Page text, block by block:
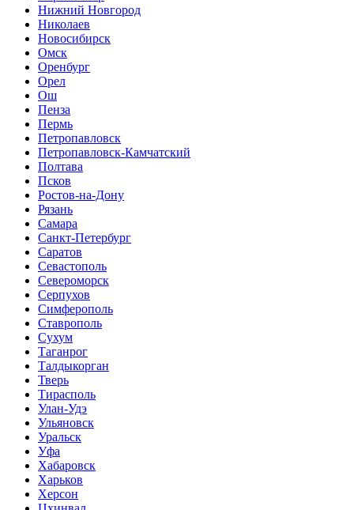
Нижний Новгород
Николаев
Новосибирск
Омск
Оренбург
Орел
Ош
Пенза
Пермь
Петропавловск
Петропавловск-Камчатский
Полтава
Псков
Ростов-на-Дону
Рязань
Самара
Санкт-Петербург
Саратов
Севастополь
Североморск
Серпухов
Симферополь
Ставрополь
Сухум
Таганрог
Tалдыкорган
Тверь
Тирасполь
Улан-Удэ
Ульяновск
Уральск
Уфа
Хабаровск
Харьков
Херсон